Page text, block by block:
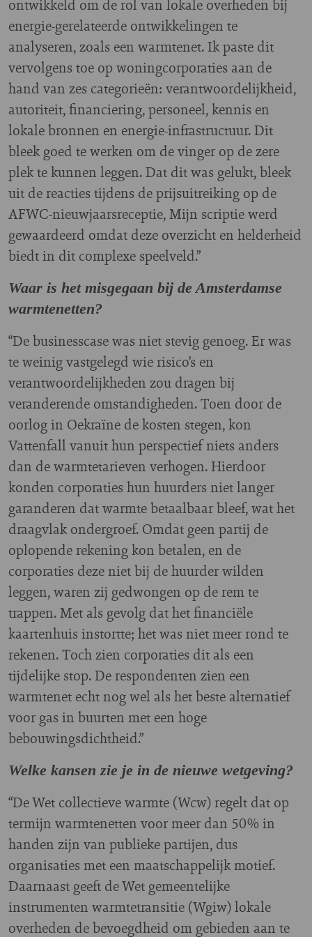
ontwikkeld om de rol van lokale overheden bij
energie-gerelateerde ontwikkelingen te
analyseren, zoals een warmtenet. Ik paste dit
vervolgens toe op woningcorporaties aan de
hand van zes categorieën: verantwoordelijkheid,
autoriteit, financiering, personeel, kennis en
lokale bronnen en energie-infrastructuur. Dit
bleek goed te werken om de vinger op de zere
plek te kunnen leggen. Dat dit was gelukt, bleek
uit de reacties tijdens de prijsuitreiking op de
AFWC-nieuwjaarsreceptie, Mijn scriptie werd
gewaardeerd omdat deze overzicht en helderheid
biedt in dit complexe speelveld.”
Waar is het misgegaan bij de Amsterdamse
warmtenetten?
“De businesscase was niet stevig genoeg. Er was
te weinig vastgelegd wie risico’s en
verantwoordelijkheden zou dragen bij
veranderende omstandigheden. Toen door de
oorlog in Oekraïne de kosten stegen, kon
Vattenfall vanuit hun perspectief niets anders
dan de warmtetarieven verhogen. Hierdoor
konden corporaties hun huurders niet langer
garanderen dat warmte betaalbaar bleef, wat het
draagvlak ondergroef. Omdat geen partij de
oplopende rekening kon betalen, en de
corporaties deze niet bij de huurder wilden
leggen, waren zij gedwongen op de rem te
trappen. Met als gevolg dat het financiële
kaartenhuis instortte; het was niet meer rond te
rekenen. Toch zien corporaties dit als een
tijdelijke stop. De respondenten zien een
warmtenet echt nog wel als het beste alternatief
voor gas in buurten met een hoge
bebouwingsdichtheid.”
Welke kansen zie je in de nieuwe wetgeving?
“De Wet collectieve warmte (Wcw) regelt dat op
termijn warmtenetten voor meer dan 50% in
handen zijn van publieke partijen, dus
organisaties met een maatschappelijk motief.
Daarnaast geeft de Wet gemeentelijke
instrumenten warmtetransitie (Wgiw) lokale
overheden de bevoegdheid om gebieden aan te